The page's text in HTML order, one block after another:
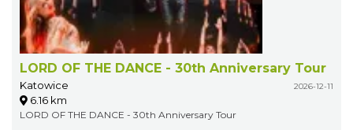
LORD OF THE DANCE - 30th Anniversary Tour
Katowice 2026-12-11
6.16 km
LORD OF THE DANCE - 30th Anniversary Tour